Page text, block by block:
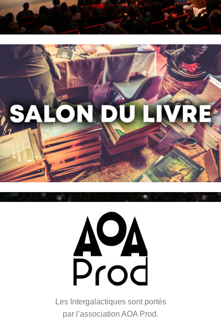
Les Intergalactiques sont portés
par l’association AOA Prod.